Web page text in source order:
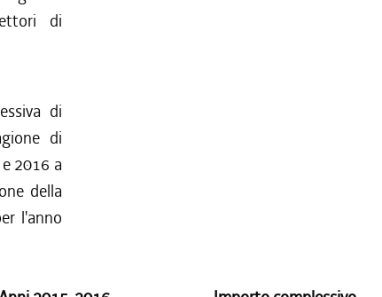
di
di
di
2016 a
della
l'anno